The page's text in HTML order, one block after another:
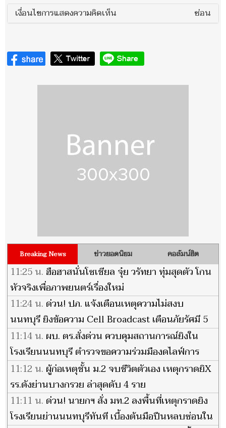
เงื่อนไขการแสดงความคิดเห็น ซ่อน
Breaking News ข่าวยอดนิยม คอลัมน์ฮิต
11:25 น. ฮือฮาสนั่นโซเชียล จุ๋ย วรัทยา ทุ่มสุดตัว โกน
หัวจริงเพื่อภาพยนตร์เรื่องใหม่
11:24 น. ด่วน! ปภ. แจ้งเตือนเหตุความไม่สงบ
นนทบุรี ยิงข้อความ Cell Broadcast เตือนภัยรัศมี 5
กม.
11:14 น. ผบ. ตร.สั่งด่วน ควบคุมสถานการณ์ยิงใน
โรงเรียนนนทบุรี ตำรวจขอความร่วมมืองดไลฟ์การ
ปฏิบัติการของเจ้าหน้าที่
11:12 น. ผู้ก่อเหตุชั้น ม.2 จบชีวิตตัวเอง เหตุกราดยิX
รร.ดังย่านบางกรวย ล่าสุดดับ 4 ราย
11:11 น. ด่วน! นายกฯ สั่ง มท.2 ลงพื้นที่เหตุกราดยิง
โรงเรียนย่านนนทบุรีทันที เบื้องต้นมือปืนหลบซ่อนใน